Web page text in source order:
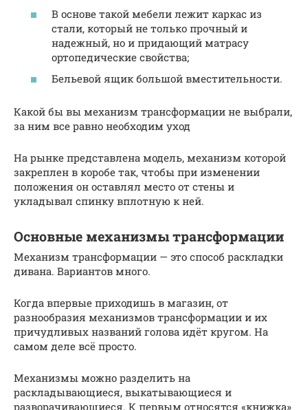
В основе такой мебели лежит каркас из
стали, который не только прочный и
надежный, но и придающий матрасу
ортопедические свойства;
Бельевой ящик большой вместительности.
Какой бы вы механизм трансформации не выбрали,
за ним все равно необходим уход
На рынке представлена модель, механизм которой
закреплен в коробе так, чтобы при изменении
положения он оставлял место от стены и
укладывал спинку вплотную к ней.
Основные механизмы трансформации
Механизм трансформации — это способ раскладки
дивана. Вариантов много.
Когда впервые приходишь в магазин, от
разнообразия механизмов трансформации и их
причудливых названий голова идёт кругом. На
самом деле всё просто.
Механизмы можно разделить на
раскладывающиеся, выкатывающиеся и
разворачивающиеся. К первым относятся «книжка»